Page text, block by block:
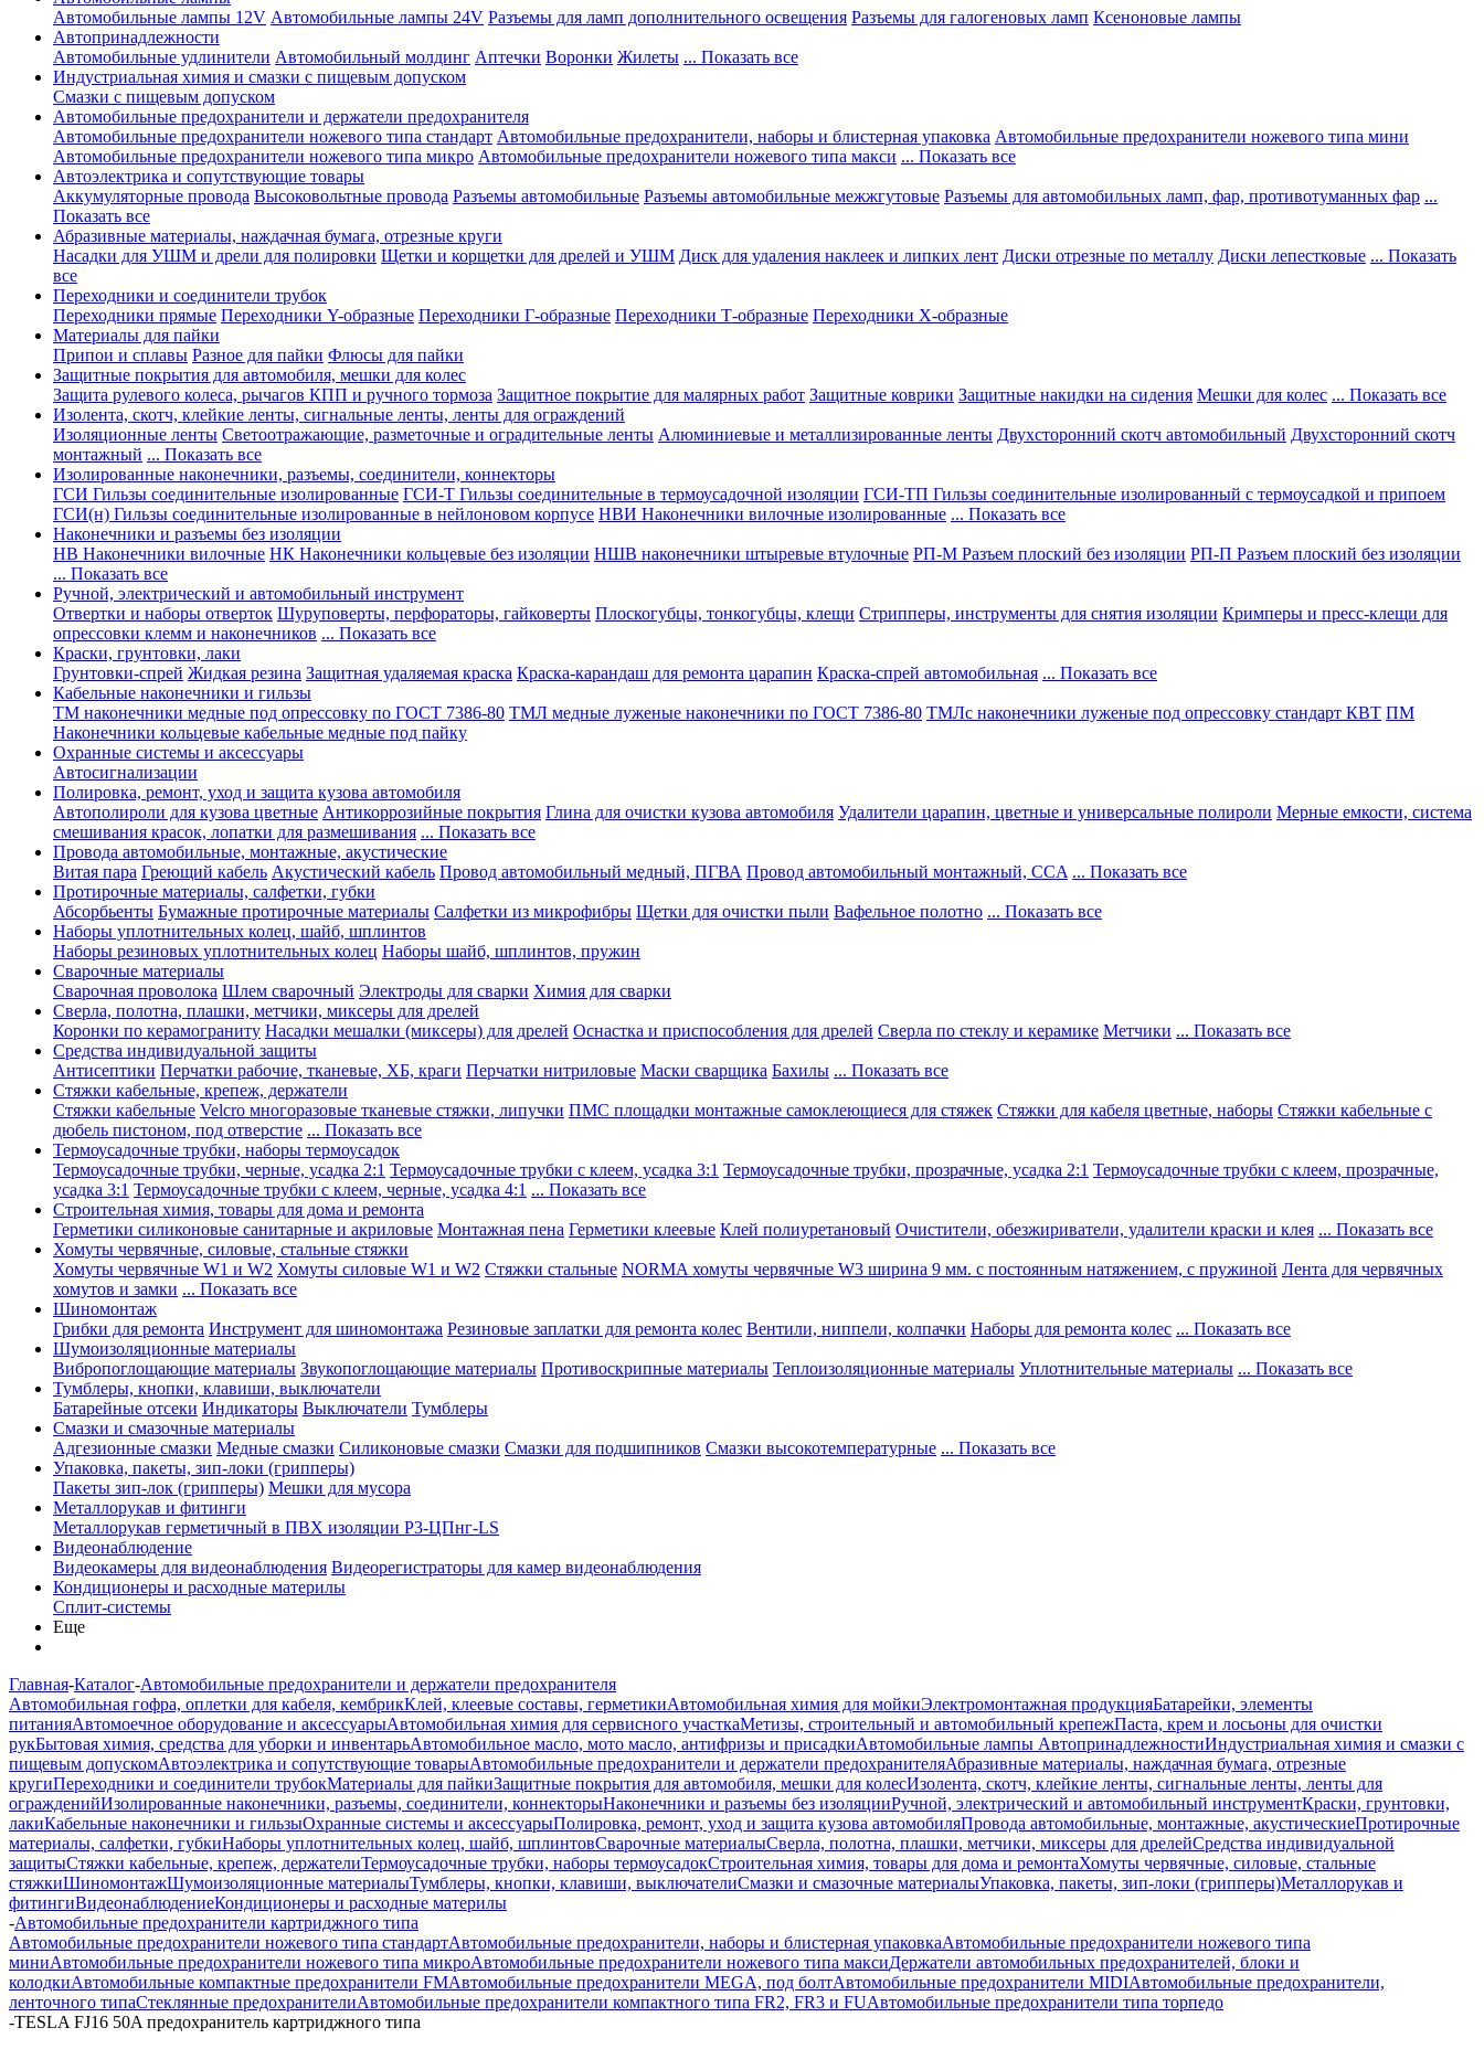
Автомобильные лампы 12V Автомобильные лампы 24V Разъемы для ламп дополнительного освещения Разъемы для галогеновых ламп Ксеноновые лампы
Автопринадлежности
Автомобильные удлинители Автомобильный молдинг Аптечки Воронки Жилеты ... Показать все
Индустриальная химия и смазки с пищевым допуском
Смазки с пищевым допуском
Автомобильные предохранители и держатели предохранителя
Автомобильные предохранители ножевого типа стандарт Автомобильные предохранители, наборы и блистерная упаковка Автомобильные предохранители ножевого типа мини
Автомобильные предохранители ножевого типа микро Автомобильные предохранители ножевого типа макси ... Показать все
Автоэлектрика и сопутствующие товары
Аккумуляторные провода Высоковольтные провода Разъемы автомобильные Разъемы автомобильные межжгутовые Разъемы для автомобильных ламп, фар, противотуманных фар ...
Показать все
Абразивные материалы, наждачная бумага, отрезные круги
Насадки для УШМ и дрели для полировки Щетки и корщетки для дрелей и УШМ Диск для удаления наклеек и липких лент Диски отрезные по металлу Диски лепестковые ... Показать
все
Переходники и соединители трубок
Переходники прямые Переходники Y-образные Переходники Г-образные Переходники Т-образные Переходники Х-образные
Материалы для пайки
Припои и сплавы Разное для пайки Флюсы для пайки
Защитные покрытия для автомобиля, мешки для колес
Защита рулевого колеса, рычагов КПП и ручного тормоза Защитное покрытие для малярных работ Защитные коврики Защитные накидки на сидения Мешки для колес ... Показать все
Изолента, скотч, клейкие ленты, сигнальные ленты, ленты для ограждений
Изоляционные ленты Светоотражающие, разметочные и оградительные ленты Алюминиевые и металлизированные ленты Двухсторонний скотч автомобильный Двухсторонний скотч
монтажный ... Показать все
Изолированные наконечники, разъемы, соединители, коннекторы
ГСИ Гильзы соединительные изолированные ГСИ-Т Гильзы соединительные в термоусадочной изоляции ГСИ-ТП Гильзы соединительные изолированный с термоусадкой и припоем
ГСИ(н) Гильзы соединительные изолированные в нейлоновом корпусе НВИ Наконечники вилочные изолированные ... Показать все
Наконечники и разъемы без изоляции
НВ Наконечники вилочные НК Наконечники кольцевые без изоляции НШВ наконечники штыревые втулочные РП-М Разъем плоский без изоляции РП-П Разъем плоский без изоляции
... Показать все
Ручной, электрический и автомобильный инструмент
Отвертки и наборы отверток Шуруповерты, перфораторы, гайковерты Плоскогубцы, тонкогубцы, клещи Стрипперы, инструменты для снятия изоляции Кримперы и пресс-клещи для
опрессовки клемм и наконечников ... Показать все
Краски, грунтовки, лаки
Грунтовки-спрей Жидкая резина Защитная удаляемая краска Краска-карандаш для ремонта царапин Краска-спрей автомобильная ... Показать все
Кабельные наконечники и гильзы
ТМ наконечники медные под опрессовку по ГОСТ 7386-80 ТМЛ медные луженые наконечники по ГОСТ 7386-80 ТМЛс наконечники луженые под опрессовку стандарт КВТ ПМ
Наконечники кольцевые кабельные медные под пайку
Охранные системы и аксессуары
Автосигнализации
Полировка, ремонт, уход и защита кузова автомобиля
Автополироли для кузова цветные Антикоррозийные покрытия Глина для очистки кузова автомобиля Удалители царапин, цветные и универсальные полироли Мерные емкости, система
смешивания красок, лопатки для размешивания ... Показать все
Провода автомобильные, монтажные, акустические
Витая пара Греющий кабель Акустический кабель Провод автомобильный медный, ПГВА Провод автомобильный монтажный, CCA ... Показать все
Протирочные материалы, салфетки, губки
Абсорбьенты Бумажные протирочные материалы Салфетки из микрофибры Щетки для очистки пыли Вафельное полотно ... Показать все
Наборы уплотнительных колец, шайб, шплинтов
Наборы резиновых уплотнительных колец Наборы шайб, шплинтов, пружин
Сварочные материалы
Сварочная проволока Шлем сварочный Электроды для сварки Химия для сварки
Сверла, полотна, плашки, метчики, миксеры для дрелей
Коронки по керамограниту Насадки мешалки (миксеры) для дрелей Оснастка и приспособления для дрелей Сверла по стеклу и керамике Метчики ... Показать все
Средства индивидуальной защиты
Антисептики Перчатки рабочие, тканевые, ХБ, краги Перчатки нитриловые Маски сварщика Бахилы ... Показать все
Стяжки кабельные, крепеж, держатели
Стяжки кабельные Velcro многоразовые тканевые стяжки, липучки ПМС площадки монтажные самоклеющиеся для стяжек Стяжки для кабеля цветные, наборы Стяжки кабельные с
дюбель пистоном, под отверстие ... Показать все
Термоусадочные трубки, наборы термоусадок
Термоусадочные трубки, черные, усадка 2:1 Термоусадочные трубки с клеем, усадка 3:1 Термоусадочные трубки, прозрачные, усадка 2:1 Термоусадочные трубки с клеем, прозрачные,
усадка 3:1 Термоусадочные трубки с клеем, черные, усадка 4:1 ... Показать все
Строительная химия, товары для дома и ремонта
Герметики силиконовые санитарные и акриловые Монтажная пена Герметики клеевые Клей полиуретановый Очистители, обезжириватели, удалители краски и клея ... Показать все
Хомуты червячные, силовые, стальные стяжки
Хомуты червячные W1 и W2 Хомуты силовые W1 и W2 Стяжки стальные NORMA хомуты червячные W3 ширина 9 мм. с постоянным натяжением, с пружиной Лента для червячных
хомутов и замки ... Показать все
Шиномонтаж
Грибки для ремонта Инструмент для шиномонтажа Резиновые заплатки для ремонта колес Вентили, ниппели, колпачки Наборы для ремонта колес ... Показать все
Шумоизоляционные материалы
Вибропоглощающие материалы Звукопоглощающие материалы Противоскрипные материалы Теплоизоляционные материалы Уплотнительные материалы ... Показать все
Тумблеры, кнопки, клавиши, выключатели
Батарейные отсеки Индикаторы Выключатели Тумблеры
Смазки и смазочные материалы
Адгезионные смазки Медные смазки Силиконовые смазки Смазки для подшипников Смазки высокотемпературные ... Показать все
Упаковка, пакеты, зип-локи (грипперы)
Пакеты зип-лок (грипперы) Мешки для мусора
Металлорукав и фитинги
Металлорукав герметичный в ПВХ изоляции Р3-ЦПнг-LS
Видеонаблюдение
Видеокамеры для видеонаблюдения Видеорегистраторы для камер видеонаблюдения
Кондиционеры и расходные материлы
Сплит-системы
Еще
Главная-Каталог-Автомобильные предохранители и держатели предохранителя
Автомобильная гофра, оплетки для кабеля, кембрикКлей, клеевые составы, герметикиАвтомобильная химия для мойкиЭлектромонтажная продукцияБатарейки, элементы
питанияАвтомоечное оборудование и аксессуарыАвтомобильная химия для сервисного участкаМетизы, строительный и автомобильный крепежПаста, крем и лосьоны для очистки
рукБытовая химия, средства для уборки и инвентарьАвтомобильное масло, мото масло, антифризы и присадкиАвтомобильные лампы АвтопринадлежностиИндустриальная химия и смазки с
пищевым допускомАвтоэлектрика и сопутствующие товарыАвтомобильные предохранители и держатели предохранителяАбразивные материалы, наждачная бумага, отрезные
кругиПереходники и соединители трубокМатериалы для пайкиЗащитные покрытия для автомобиля, мешки для колесИзолента, скотч, клейкие ленты, сигнальные ленты, ленты для
огражденийИзолированные наконечники, разъемы, соединители, коннекторыНаконечники и разъемы без изоляцииРучной, электрический и автомобильный инструментКраски, грунтовки,
лакиКабельные наконечники и гильзыОхранные системы и аксессуарыПолировка, ремонт, уход и защита кузова автомобиляПровода автомобильные, монтажные, акустическиеПротирочные
материалы, салфетки, губкиНаборы уплотнительных колец, шайб, шплинтовСварочные материалыСверла, полотна, плашки, метчики, миксеры для дрелейСредства индивидуальной
защитыСтяжки кабельные, крепеж, держателиТермоусадочные трубки, наборы термоусадокСтроительная химия, товары для дома и ремонтаХомуты червячные, силовые, стальные
стяжкиШиномонтажШумоизоляционные материалыТумблеры, кнопки, клавиши, выключателиСмазки и смазочные материалыУпаковка, пакеты, зип-локи (грипперы)Металлорукав и
фитингиВидеонаблюдениеКондиционеры и расходные материлы
-Автомобильные предохранители картриджного типа
Автомобильные предохранители ножевого типа стандартАвтомобильные предохранители, наборы и блистерная упаковкаАвтомобильные предохранители ножевого типа
миниАвтомобильные предохранители ножевого типа микроАвтомобильные предохранители ножевого типа максиДержатели автомобильных предохранителей, блоки и
колодкиАвтомобильные компактные предохранители FMАвтомобильные предохранители MEGA, под болтАвтомобильные предохранители MIDIАвтомобильные предохранители,
ленточного типаСтеклянные предохранителиАвтомобильные предохранители компактного типа FR2, FR3 и FUАвтомобильные предохранители типа торпедо
-TESLA FJ16 50A предохранитель картриджного типа